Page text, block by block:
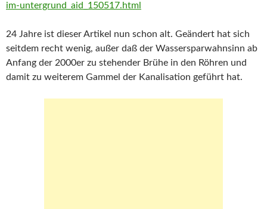
im-untergrund_aid_150517.html
24 Jahre ist dieser Artikel nun schon alt. Geändert hat sich
seitdem recht wenig, außer daß der Wassersparwahnsinn ab
Anfang der 2000er zu stehender Brühe in den Röhren und
damit zu weiterem Gammel der Kanalisation geführt hat.